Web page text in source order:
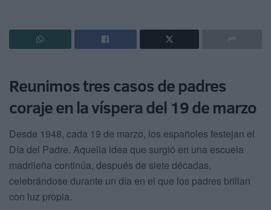
Reunimos tres casos de padres
coraje en la víspera del 19 de marzo
Desde 1948, cada 19 de marzo, los españoles festejan el
Día del Padre. Aquella idea que surgió en una escuela
madrileña continúa, después de siete décadas,
celebrándose durante un día en el que los padres brillan
con luz propia.